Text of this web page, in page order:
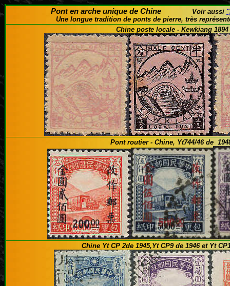
Pont en arche unique de Chine Voir aussi
Une longue tradition de ponts de pierre, très
Chine poste locale -Kewkiang 1894
Pont routier - Chine, Yt744/46 de
Chine Yt CP 2de 1945,Yt CP9 de 1946 et Yt